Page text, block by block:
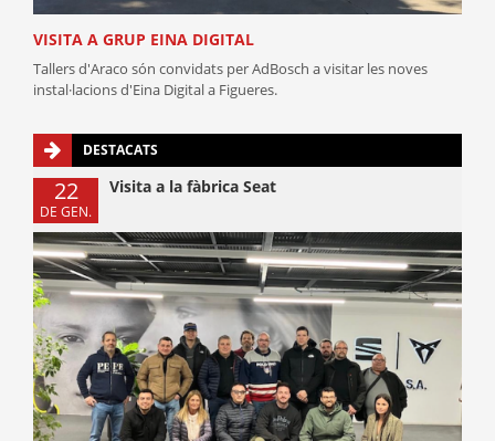
VISITA A GRUP EINA DIGITAL
Tallers d'Araco són convidats per AdBosch a visitar les noves
instal·lacions d'Eina Digital a Figueres.
DESTACATS
22
DE GEN.
Visita a la fàbrica Seat